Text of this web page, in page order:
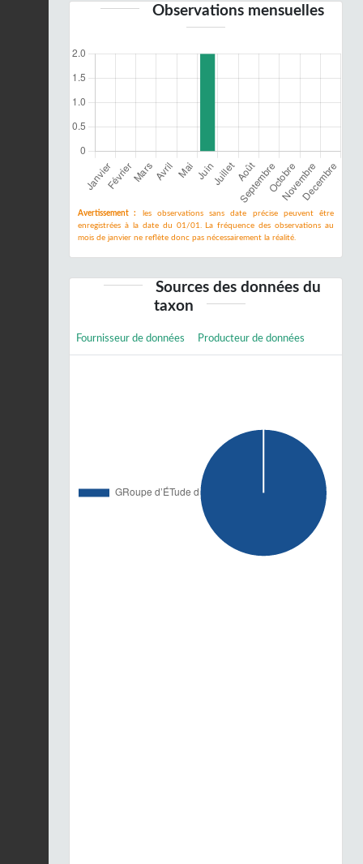
Observations mensuelles
Avertissement :
les observations sans date précise peuvent être
enregistrées à la date du 01/01. La fréquence des observations au
mois de janvier ne reflète donc pas nécessairement la réalité.
Sources des données du
taxon
Fournisseur de données Producteur de données